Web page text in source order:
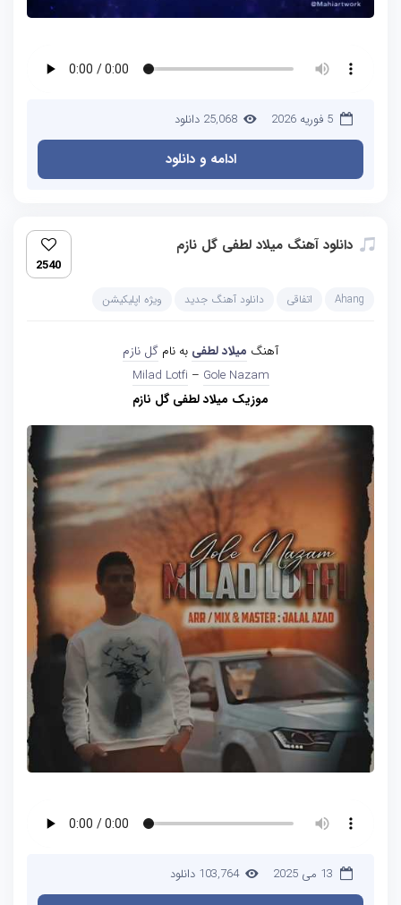
5 فوریه 2026 25,068 دانلود
ادامه و دانلود
دانلود آهنگ میلاد لطفی گل نازم
2540
Ahang اتفاقی دانلود آهنگ جدید ویژه اپلیکیشن
آهنگ میلاد لطفی به نام گل نازم
Milad Lotfi – Gole Nazam
موزیک میلاد لطفی گل نازم
13 می 2025 103,764 دانلود